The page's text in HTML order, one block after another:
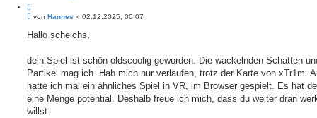
i
r
n
B
i
a
von Hannes » 02.12.2025, 00:07
Hallo scheichs,
dein Spiel ist schön oldscoolig geworden. Die wackelnden Schatten
Partikel mag ich. Hab mich nur verlaufen, trotz der Karte von xTr1m.
hatte ich mal ein ähnliches Spiel in VR, im Browser gespielt. Es hat
eine Menge potential. Deshalb freue ich mich, dass du weiter dran
willst.